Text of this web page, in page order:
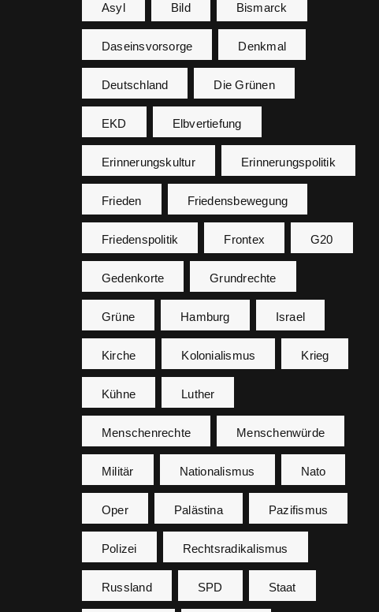
Asyl Bild Bismarck
Daseinsvorsorge Denkmal
Deutschland Die Grünen
EKD Elbvertiefung
Erinnerungskultur Erinnerungspolitik
Frieden Friedensbewegung
Friedenspolitik Frontex G20
Gedenkorte Grundrechte
Grüne Hamburg Israel
Kirche Kolonialismus Krieg
Kühne Luther
Menschenrechte Menschenwürde
Militär Nationalismus Nato
Oper Palästina Pazifismus
Polizei Rechtsradikalismus
Russland SPD Staat